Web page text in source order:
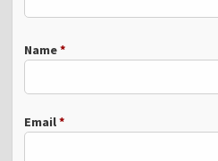
Name*
Email*